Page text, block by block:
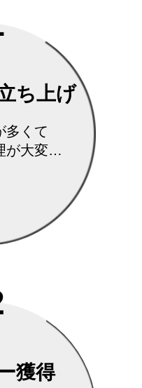
ち上げ
多くて
が大変…
獲得